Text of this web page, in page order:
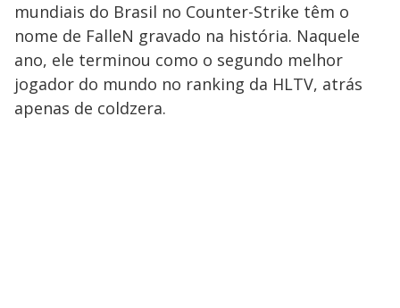
mundiais do Brasil no Counter-Strike têm o
nome de FalleN gravado na história. Naquele
ano, ele terminou como o segundo melhor
jogador do mundo no ranking da HLTV, atrás
apenas de coldzera.